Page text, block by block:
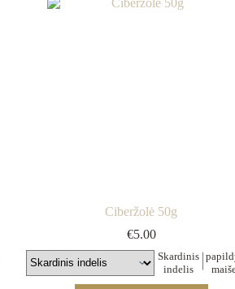
Ciberžolė 50g
€5.00
Skardinis
indelis